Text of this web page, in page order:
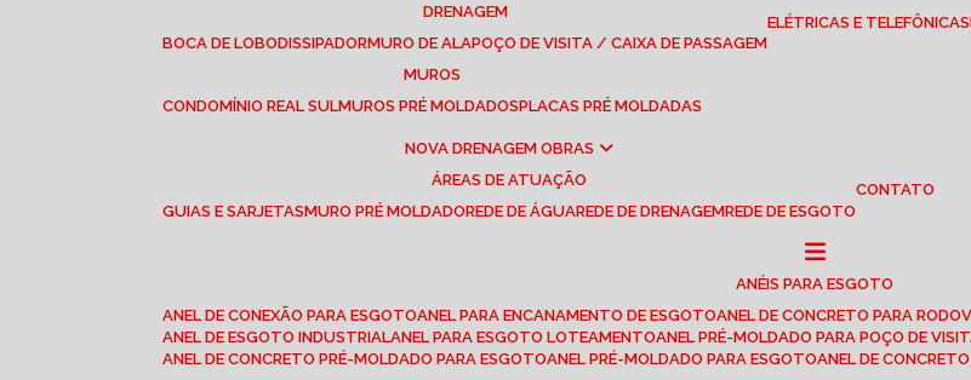
DRENAGEM
BOCA DE LOBO DISSIPADOR MURO DE ALA POÇO DE VISITA / CAIXA DE PASSAGEM
ELÉTRICAS E TELEFÔNICAS
MUROS
CONDOMÍNIO REAL SUL
MUROS PRÉ MOLDADOS PLACAS PRÉ MOLDADAS
NOVA DRENAGEM OBRAS
ÁREAS DE ATUAÇÃO
GUIAS E SARJETAS
MURO PRÉ MOLDADO REDE DE ÁGUA REDE DE DRENAGEM REDE DE ESGOTO
CONTATO
ANÉIS PARA ESGOTO
ANEL DE CONEXÃO PARA ESGOTO ANEL PARA ENCANAMENTO DE ESGOTO ANEL DE CONCRETO PARA
ANEL DE ESGOTO INDUSTRIAL ANEL PARA ESGOTO LOTEAMENTO ANEL PRÉ-MOLDADO PARA POÇO DE
ANEL DE CONCRETO PRÉ-MOLDADO PARA ESGOTO ANEL PRÉ-MOLDADO PARA ESGOTO ANEL DE